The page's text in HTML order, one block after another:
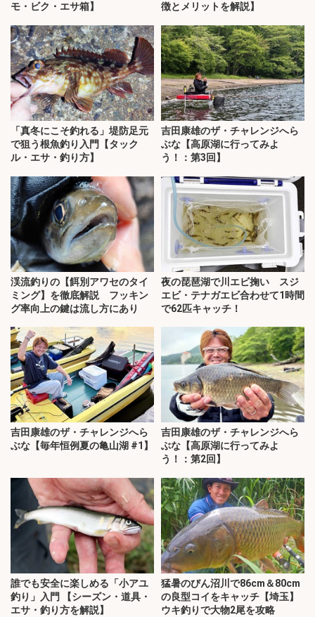
モ・ビク・エサ箱】
徴とメリットを解説】
「真冬にこそ釣れる」堤防足元
で狙う根魚釣り入門【タック
ル・エサ・釣り方】
吉田康雄のザ・チャレンジへら
ぶな【高原湖に行ってみよ
う！：第3回】
渓流釣りの【餌別アワセのタイ
ミング】を徹底解説 フッキン
グ率向上の鍵は流し方にあり
夜の琵琶湖で川エビ掬い スジ
エビ・テナガエビ合わせて1時間
で62匹キャッチ！
吉田康雄のザ・チャレンジへら
ぶな【毎年恒例夏の亀山湖 #1】
吉田康雄のザ・チャレンジへら
ぶな【高原湖に行ってみよ
う！：第2回】
誰でも安全に楽しめる「小アユ
釣り」入門 【シーズン・道具・
エサ・釣り方を解説】
猛暑のびん沼川で86cm＆80cm
の良型コイをキャッチ【埼玉】
ウキ釣りで大物2尾を攻略